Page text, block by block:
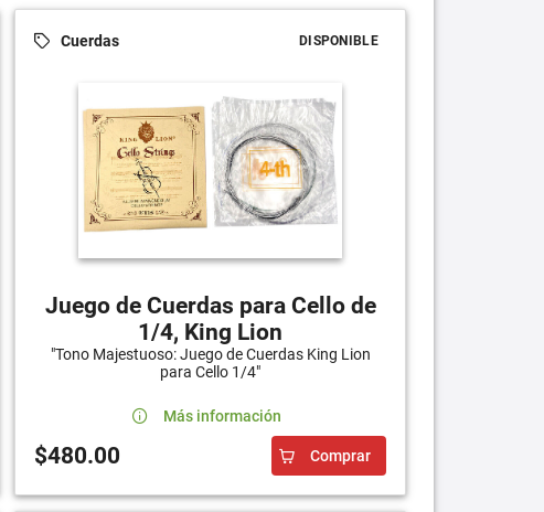
Cuerdas DISPONIBLE
Juego de Cuerdas para Cello de
1/4, King Lion
"Tono Majestuoso: Juego de Cuerdas King Lion
para Cello 1/4"
Más información
$480.00 Comprar